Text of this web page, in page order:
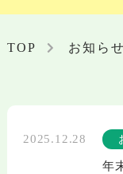
TOP お知らせ
2025.12.28
年